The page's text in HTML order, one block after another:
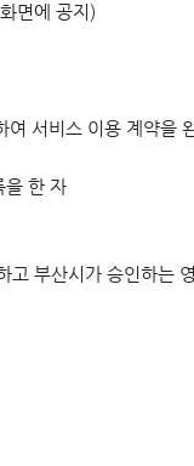
면에 공지)
서비스 이용 계약을
을 한 자
부산시가 승인하는